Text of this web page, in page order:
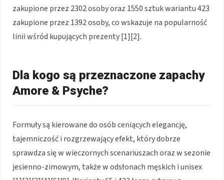
zakupione przez 2302 osoby oraz 1550 sztuk wariantu 423
zakupione przez 1392 osoby, co wskazuje na popularność
linii wśród kupujących prezenty [1][2].
Dla kogo są przeznaczone zapachy
Amore & Psyche?
Formuły są kierowane do osób ceniących elegancję,
tajemniczość i rozgrzewający efekt, który dobrze
sprawdza się w wieczornych scenariuszach oraz w sezonie
jesienno-zimowym, także w odsłonach męskich i unisex